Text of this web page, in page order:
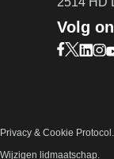
Volg
Bezoek
Bezoek
Privacy & Cookie Protocol.
Wijzigen lidmaatschap.